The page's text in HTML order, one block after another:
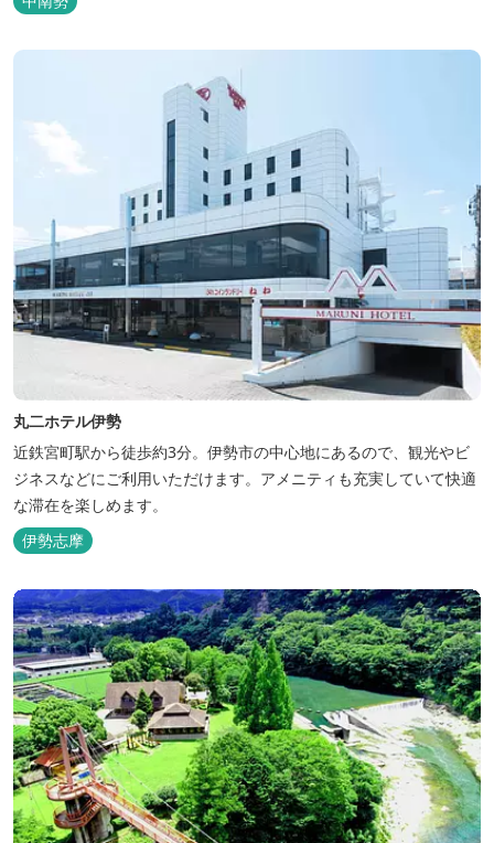
チオシ名物】 ・味噌カツ丼…地元産の甘味噌を使ったボリュームた
丸二ホテル伊勢
近鉄宮町駅から徒歩約3分。伊勢市の中心地にあるので、観光やビ
ジネスなどにご利用いただけます。アメニティも充実していて快適
な滞在を楽しめます。
伊勢志摩